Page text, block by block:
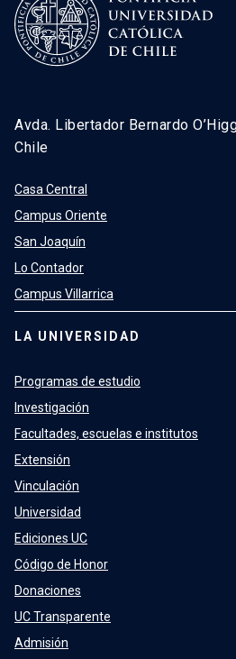
Avda. Libertador Bernardo
Chile
Casa Central
Campus Oriente
San Joaquín
Lo Contador
Campus Villarrica
LA UNIVERSIDAD
Programas de estudio
Investigación
Facultades, escuelas e institutos
Extensión
Vinculación
Universidad
Ediciones UC
Código de Honor
Donaciones
UC Transparente
Admisión